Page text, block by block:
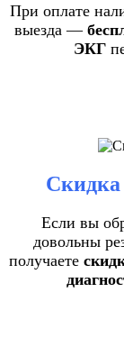
При оплате
выезда —
ЭКГ
Скидка
Если вы
довольны
получаете